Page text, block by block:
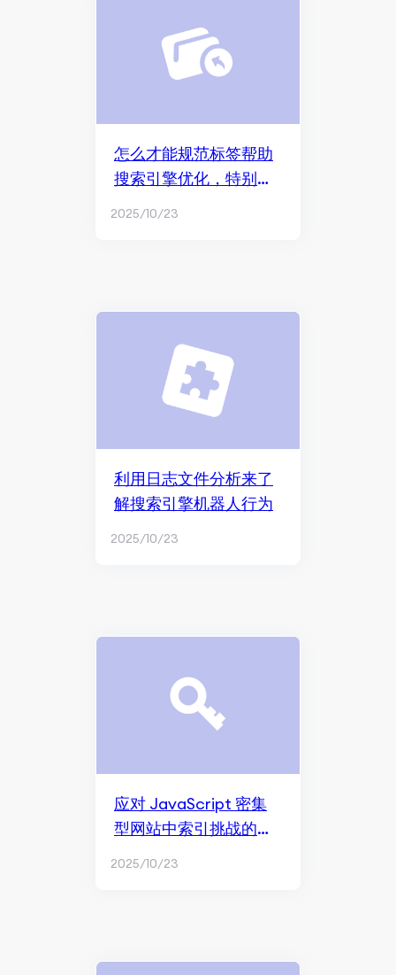
怎么才能规范标签帮助
搜索引擎优化，特别是
2025/10/23
利用日志文件分析来了
解搜索引擎机器人行为
2025/10/23
应对 JavaScript 密集
型网站中索引挑战的策
2025/10/23